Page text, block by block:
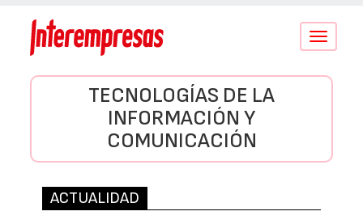
Conmutar
TECNOLOGÍAS DE LA
INFORMACIÓN Y
COMUNICACIÓN
ACTUALIDAD